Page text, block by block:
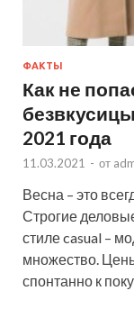
ФАКТЫ
Как не
2021 года
11.03.2021 - от
Весна – это
Строгие
стиле casual –
множество.
спонтанно к